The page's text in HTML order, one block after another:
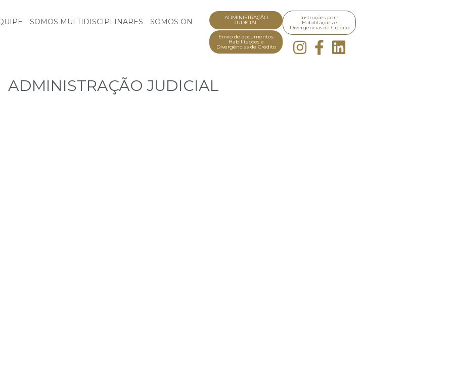
SOMOS MULTIDISCIPLINARES SOMOS ON ADMINISTRAÇÃO
JUDICIAL
Envio de documentos:
Habilitações e
Divergências de Crédito
Instruções para
Habilitações e
Divergências de Crédito
ADMINISTRAÇÃO JUDICIAL